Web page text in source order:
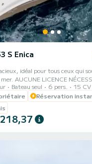
S Enica
idéal pour tous ceux qui
AUCUNE LICENCE
meilleures zones de navigation
neuf et très confortable. Facile à
offre des lignes très modernes,
permet une navigation plus sûre
fiable. Son intérieur est très
Bateau seul 6 pers. 15 CV
Réservation